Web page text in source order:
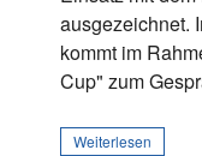
ausgezeichnet.
kommt im
Cup" zum
Weiterlesen